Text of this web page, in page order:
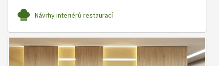
Návrhy interiérů restaurací